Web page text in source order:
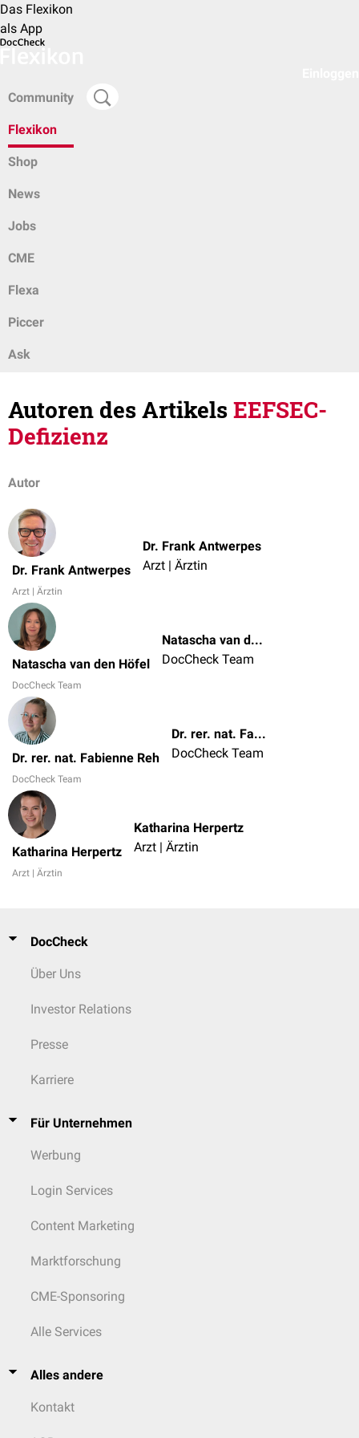
Das Flexikon
als App
Community
Flexikon
Shop
News
Jobs
CME
Flexa
Piccer
Ask
Autoren des ArtikelsEEFSEC-
Defizienz
Autor
Dr. Frank Antwerpes
Arzt | Ärztin
Dr. Frank Antwerpes
Arzt | Ärztin
Natascha van den Höfel
DocCheck Team
Natascha van den Höfel
DocCheck Team
Dr. rer. nat. Fabienne Reh
DocCheck Team
Dr. rer. nat. Fabienne Reh
DocCheck Team
Katharina Herpertz
Arzt | Ärztin
Katharina Herpertz
Arzt | Ärztin
DocCheck
Über Uns
Investor Relations
Presse
Karriere
Für Unternehmen
Werbung
Login Services
Content Marketing
Marktforschung
CME-Sponsoring
Alle Services
Alles andere
Kontakt